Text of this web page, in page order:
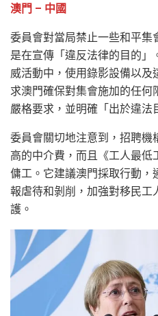
澳門 – 中國
委員會對當局禁止一些和平集
是在宣傳「違反法律的目的」
威活動中，使用錄影設備以
求澳門確保對集會施加的任何
嚴格要求，並明確「出於違法
委員會關切地注意到，招聘機
高的中介費，而且《工人最
傭工。它建議澳門採取行動，
報虐待和剝削，加強對移民工
護。